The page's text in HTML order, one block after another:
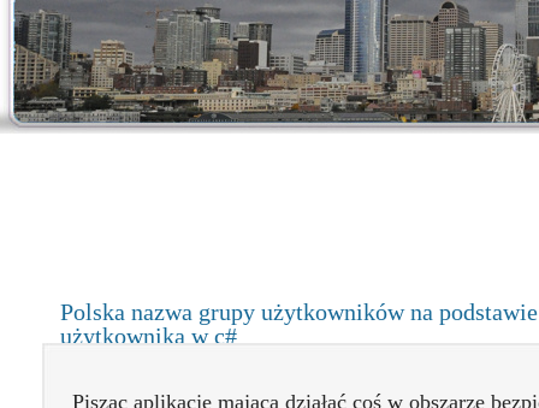
Polska nazwa grupy użytkowników na
użytkownika w c#
Pisząc aplikację mającą działać coś w obszarze